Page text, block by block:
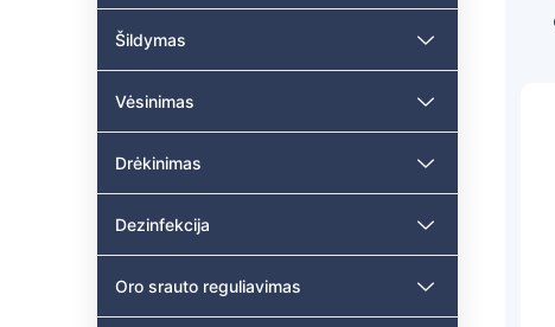
Šildymas
Vėsinimas
Drėkinimas
Dezinfekcija
Oro srauto reguliavimas